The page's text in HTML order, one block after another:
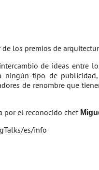
los premios de
de ideas entre
ningún tipo de
de renombre que
por el reconocido chef
es/info